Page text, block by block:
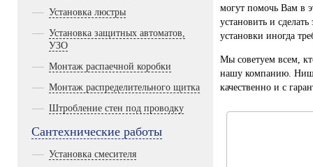
Установка люстры
Установка защитных автоматов,
УЗО
Монтаж распаечной коробки
Монтаж распределительного щитка
Штробление стен под проводку
Сантехнические работы
Установка смесителя
могут помочь Вам в
установить и
установки иногда
Мы советуем всем,
нашу компанию.
качественно и с